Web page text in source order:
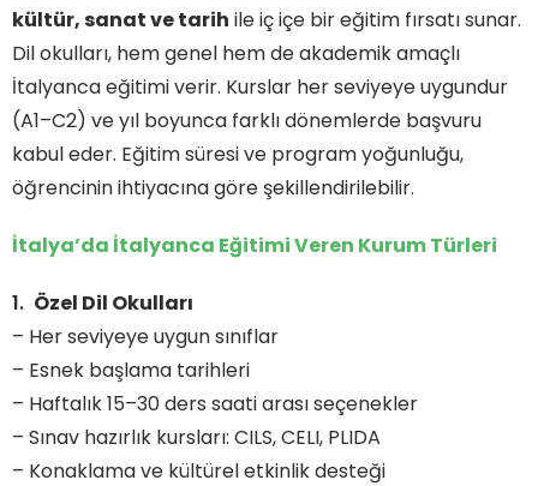
kültür, sanat ve tarih ile iç içe bir eğitim fırsatı sunar.
Dil okulları, hem genel hem de akademik amaçlı
İtalyanca eğitimi verir. Kurslar her seviyeye uygundur
(A1–C2) ve yıl boyunca farklı dönemlerde başvuru
kabul eder. Eğitim süresi ve program yoğunluğu,
öğrencinin ihtiyacına göre şekillendirilebilir.
İtalya’da İtalyanca Eğitimi Veren Kurum Türleri
Özel Dil Okulları
– Her seviyeye uygun sınıflar
– Esnek başlama tarihleri
– Haftalık 15–30 ders saati arası seçenekler
– Sınav hazırlık kursları: CILS, CELI, PLIDA
– Konaklama ve kültürel etkinlik desteği